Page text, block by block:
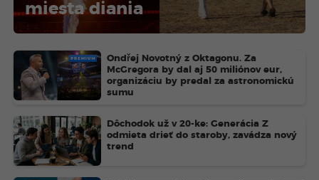
miesta diania
PREMIUM
Ondřej Novotný z Oktagonu. Za
McGregora by dal aj 50 miliónov eur,
organizáciu by predal za astronomickú
sumu
Dôchodok už v 20-ke: Generácia Z
odmieta drieť do staroby, zavádza nový
trend